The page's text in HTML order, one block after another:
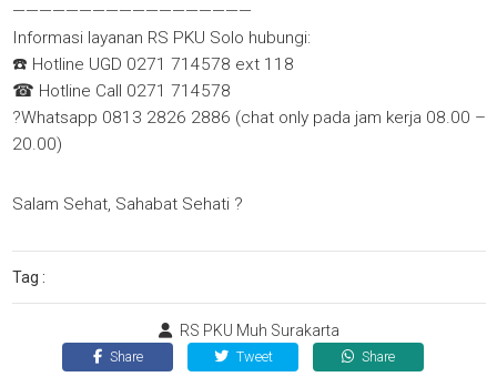
——————————————————
Informasi layanan RS PKU Solo hubungi:
☎️ Hotline UGD 0271 714578 ext 118
☎ Hotline Call 0271 714578
?Whatsapp 0813 2826 2886 (chat only pada jam kerja 08.00 –
20.00)
Salam Sehat, Sahabat Sehati ?
Tag :
RS PKU Muh Surakarta
Share Tweet Share